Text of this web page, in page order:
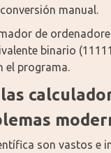
manual.
de
binario
el programa.
son vastos e